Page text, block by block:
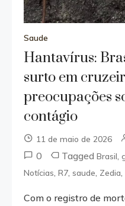
Saude
Hantavírus:
surto em
preocupações
contágio
11 de maio de 2026
0 TaggedBrasil ,
Notícias ,R7 ,saude Zedia
Com o registro de